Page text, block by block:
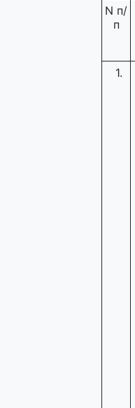
N п/
п
1.